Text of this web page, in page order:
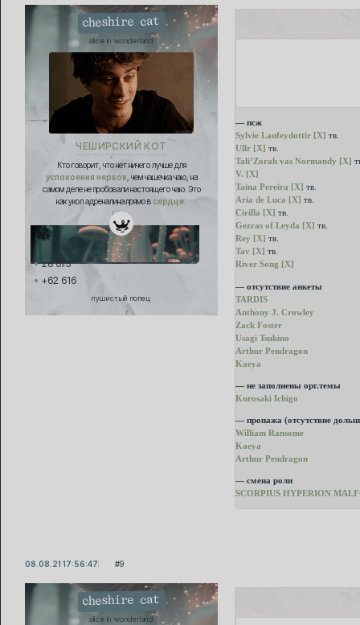
cheshire cat
alice in wonderland
ЧЕШИРСКИЙ КОТ
Кто говорит, что нет ничего лучше для
успокоения нервов , чем чашечка чаю, на
самом деле не пробовали настоящего чаю. Это
как укол адреналина прямо в сердце.
28 675
+62 616
пушистый попец
— псж
Sylvie Laufeydottir [X] тв.
Ullr [X] тв.
Tali’Zorah vas Normandy [X]
V. [X]
Taina Pereira [X] тв.
Aria de Luca [X] тв.
Cirilla [X] тв.
Gezras of Leyda [X] тв.
Rey [X] тв.
Tav [X] тв.
River Song [X]
— отсутствие анкеты
TARDIS
Anthony J. Crowley
Zack Foster
Usagi Tsukino
Arthur Pendragon
Kaeya
— не заполнены орг.темы
Kurosaki Ichigo
— пропажа (отсутствие
William Ransome
Kaeya
Arthur Pendragon
— смена роли
SCORPIUS HYPERION
9
08.08.21 17:56:47
cheshire cat
alice in wonderland